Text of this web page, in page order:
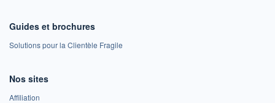
Guides et brochures
Solutions pour la Clientèle Fragile
Nos sites
Affiliation